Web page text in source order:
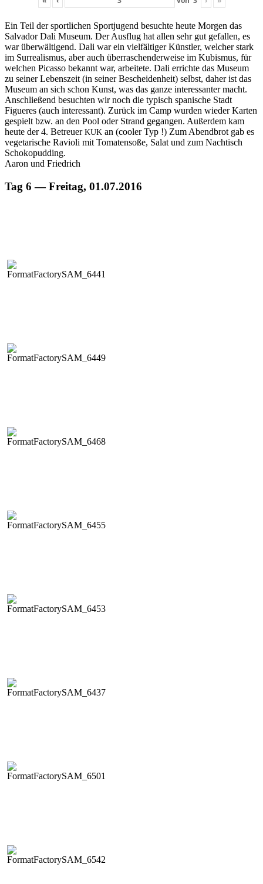
Ein Teil der sportlichen Sportju­gend besuchte heute Mor­gen das
Sal­vador Dali Muse­um. Der Aus­flug hat allen sehr gut gefall­en, es
war über­wälti­gend. Dali war ein vielfältiger Kün­stler, welch­er stark
im Sur­re­al­is­mus, aber auch über­raschen­der­weise im Kubis­mus, für
welchen Picas­so bekan­nt war, arbeit­ete. Dali errichte das Muse­um
zu sein­er Leben­szeit (in sein­er Beschei­den­heit) selb­st, daher ist das
Muse­um an sich schon Kun­st, was das ganze inter­es­san­ter macht.
Anschließend besucht­en wir noch die typ­isch spanis­che Stadt
Figueres (auch inter­es­sant). Zurück im Camp wur­den wieder Karten
gespielt bzw. an den Pool oder Strand gegan­gen. Außer­dem kam
heute der 4. BetreuerKUK an (cool­er Typ !) Zum Abend­brot gab es
veg­e­tarische Ravi­o­li mit Tomaten­soße, Salat und zum Nachtisch
Schokopudding.
Aaron und Friedrich
Tag 6 — Freitag, 01.07.2016